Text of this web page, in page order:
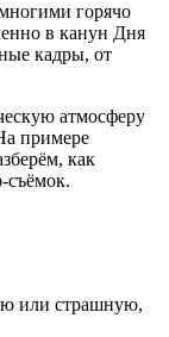
горячо
в канун Дня
кадры, от
атмосферу
примере
как
съёмок.
или страшную,